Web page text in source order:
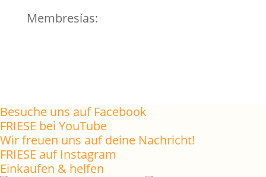
Membresías:
Besuche uns auf Facebook
FRIESE bei YouTube
Wir freuen uns auf deine Nachricht!
FRIESE auf Instagram
Einkaufen & helfen